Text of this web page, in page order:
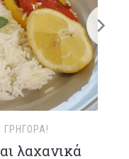
ΓΡΉΓΟΡΑ!
λαχανικά